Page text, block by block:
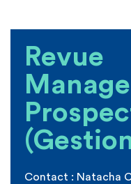
Revue
Contact : Natacha